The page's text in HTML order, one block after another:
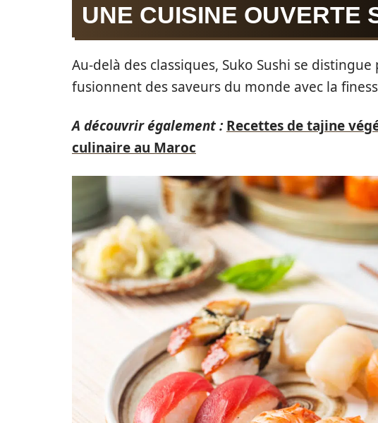
UNE CUISINE OUVERTE
Au-delà des classiques, Suko Sushi se
fusionnent des saveurs du monde avec la
A découvrir également : Recettes de tajine
culinaire au Maroc